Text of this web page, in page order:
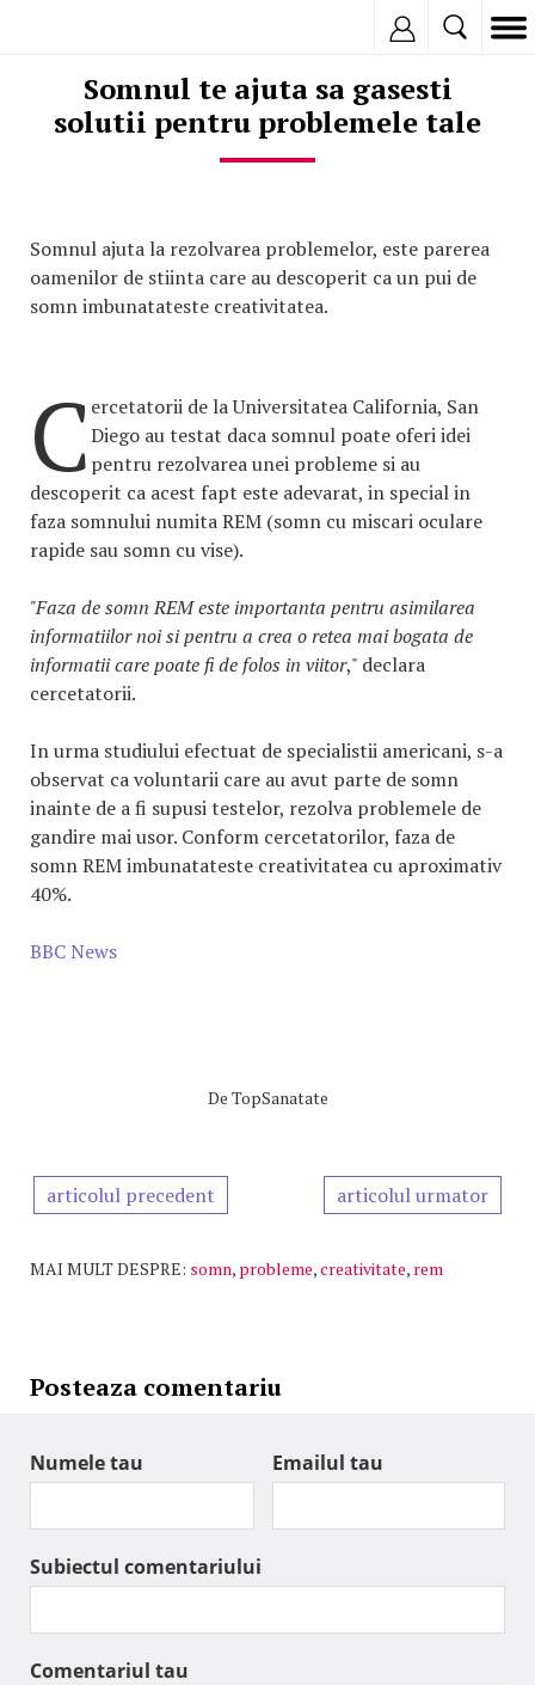
Somnul te ajuta sa gasesti
solutii pentru problemele tale
Somnul ajuta la rezolvarea problemelor, este parerea
oamenilor de stiinta care au descoperit ca un pui de
somn imbunatateste creativitatea.
C ercetatorii de la Universitatea California, San
Diego au testat daca somnul poate oferi idei
pentru rezolvarea unei probleme si au
descoperit ca acest fapt este adevarat, in special in
faza somnului numita REM (somn cu miscari oculare
rapide sau somn cu vise).
"Faza de somn REM este importanta pentru asimilarea
informatiilor noi si pentru a crea o retea mai bogata de
informatii care poate fi de folos in viitor," declara
cercetatorii.
In urma studiului efectuat de specialistii americani, s-a
observat ca voluntarii care au avut parte de somn
inainte de a fi supusi testelor, rezolva problemele de
gandire mai usor. Conform cercetatorilor, faza de
somn REM imbunatateste creativitatea cu aproximativ
40%.
BBC News
De TopSanatate
articolul precedent articolul urmator
MAI MULT DESPRE: somn, probleme,creativitate, rem
Posteaza comentariu
Numele tau Emailul tau
Subiectul comentariului
Comentariul tau